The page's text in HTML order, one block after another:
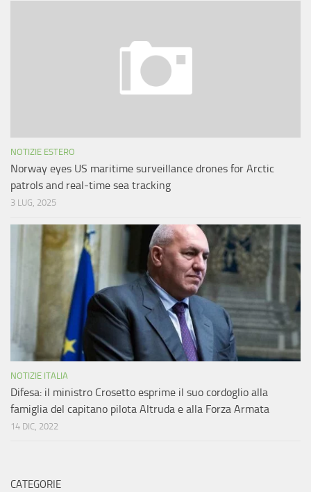
NOTIZIE ESTERO
Norway eyes US maritime surveillance drones for Arctic
patrols and real-time sea tracking
3 LUG, 2025
NOTIZIE ITALIA
Difesa: il ministro Crosetto esprime il suo cordoglio alla
famiglia del capitano pilota Altruda e alla Forza Armata
14 DIC, 2022
CATEGORIE